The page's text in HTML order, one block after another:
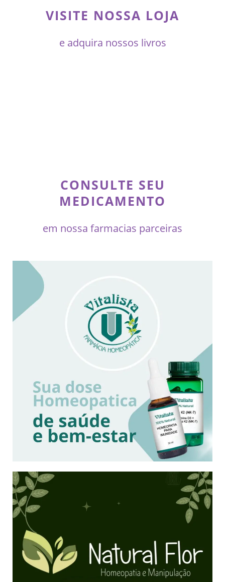
VISITE NOSSA LOJA
e adquira nossos livros
CONSULTE SEU
MEDICAMENTO
em nossa farmacias parceiras